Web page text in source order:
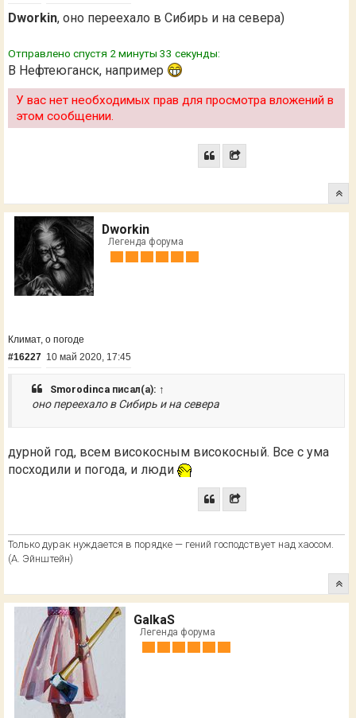
Dworkin, оно переехало в Сибирь и на севера)
Отправлено спустя 2 минуты 33 секунды:
В Нефтеюганск, например
У вас нет необходимых прав для просмотра вложений в
этом сообщении.
Dworkin
Легенда форума
Климат, о погоде
#16227 10 май 2020, 17:45
Smorodinca писал(а): ↑
оно переехало в Сибирь и на севера
дурной год, всем високосным високосный. Все с ума
посходили и погода, и люди
Только дурак нуждается в порядке — гений господствует над хаосом.
(А. Эйнштейн)
GalkaS
Легенда форума